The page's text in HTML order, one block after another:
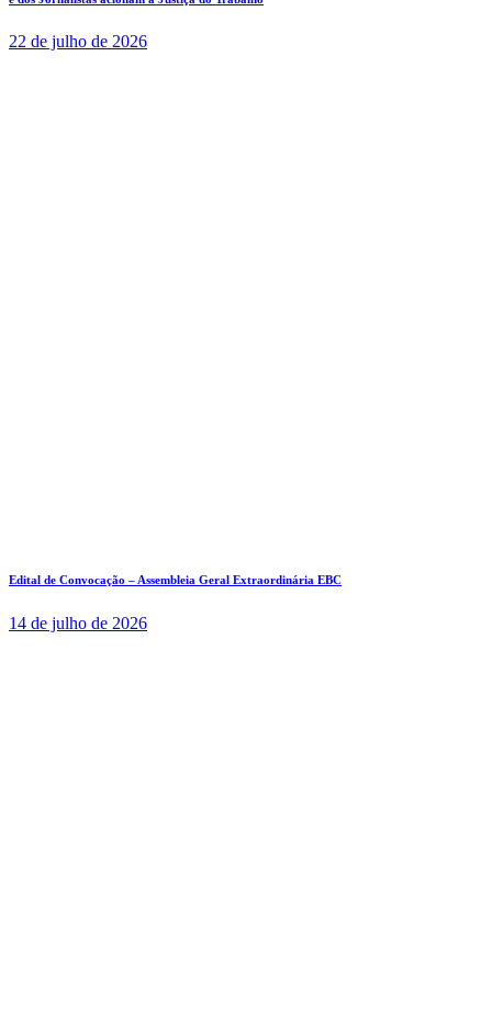
22 de julho de 2026
Edital de Convocação – Assembleia Geral Extraordinária EBC
14 de julho de 2026